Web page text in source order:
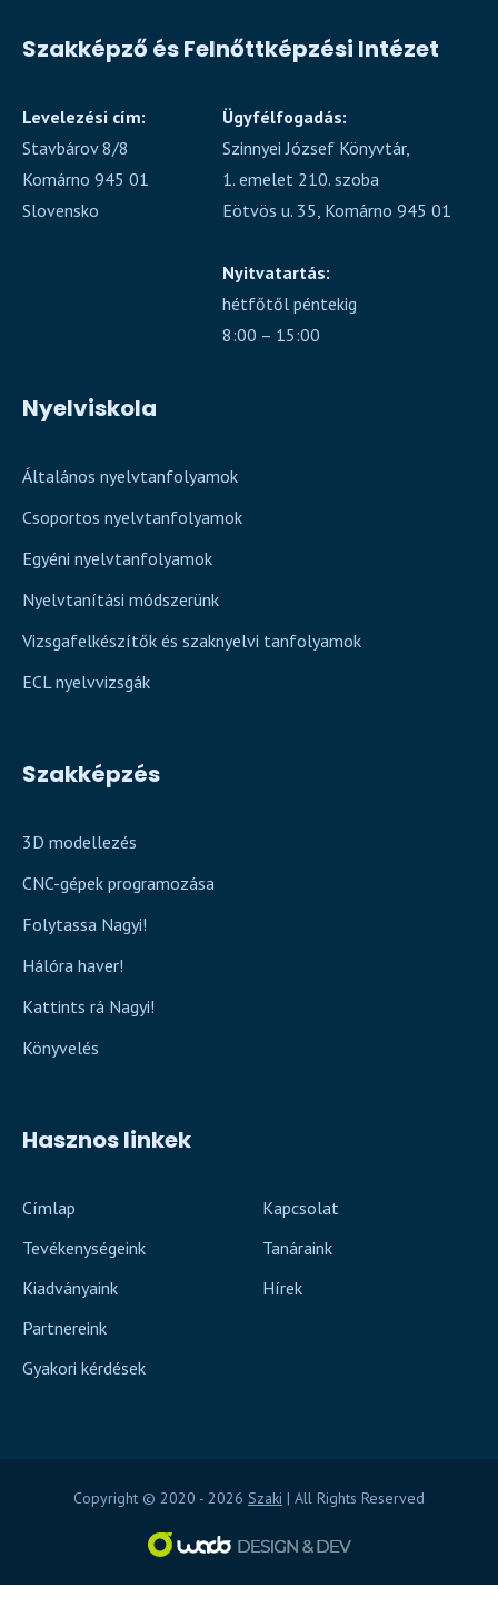
Szakképző és Felnőttképzési Intézet
Levelezési cím:
Stavbárov 8/8
Komárno 945 01
Slovensko
Ügyfélfogadás:
Szinnyei József Könyvtár,
1. emelet 210. szoba
Eötvös u. 35, Komárno 945 01
Nyitvatartás:
hétfőtől péntekig
8:00 – 15:00
Nyelviskola
Általános nyelvtanfolyamok
Csoportos nyelvtanfolyamok
Egyéni nyelvtanfolyamok
Nyelvtanítási módszerünk
Vizsgafelkészítők és szaknyelvi tanfolyamok
ECL nyelvvizsgák
Szakképzés
3D modellezés
CNC-gépek programozása
Folytassa Nagyi!
Hálóra haver!
Kattints rá Nagyi!
Könyvelés
Hasznos linkek
Címlap
Tevékenységeink
Kiadványaink
Partnereink
Gyakori kérdések
Kapcsolat
Tanáraink
Hírek
Copyright © 2020 - 2026 Szaki | All Rights Reserved